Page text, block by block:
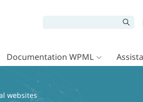
Documentation WPML
websites